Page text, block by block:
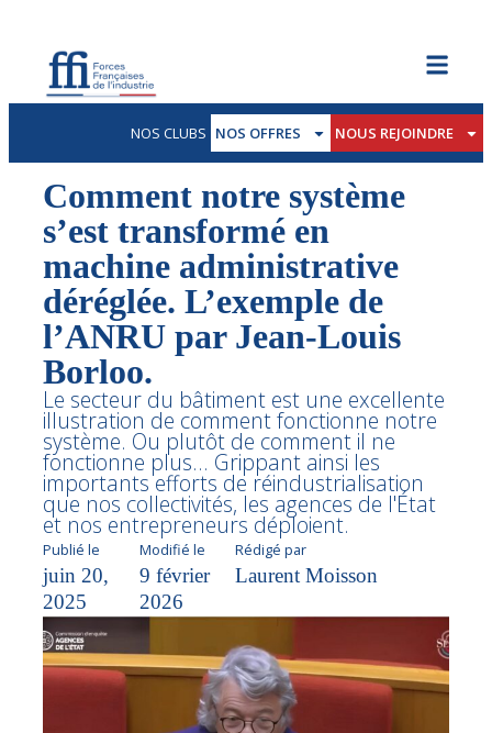
NOS CLUBS NOS OFFRES NOUS REJOINDRE
Comment notre système
s’est transformé en
machine administrative
déréglée. L’exemple de
l’ANRU par Jean-Louis
Borloo.
Le secteur du bâtiment est une excellente
illustration de comment fonctionne notre
système. Ou plutôt de comment il ne
fonctionne plus... Grippant ainsi les
importants efforts de réindustrialisation
que nos collectivités, les agences de l'État
et nos entrepreneurs déploient.
Publié le
juin 20,
2025
Modifié le
9 février
2026
Rédigé par
Laurent Moisson